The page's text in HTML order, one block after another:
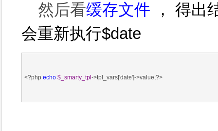
然后看缓存文件 ， 得出
会重新执行$date
<?php echo $_smarty_tpl ->tpl_vars['date']->value;?>